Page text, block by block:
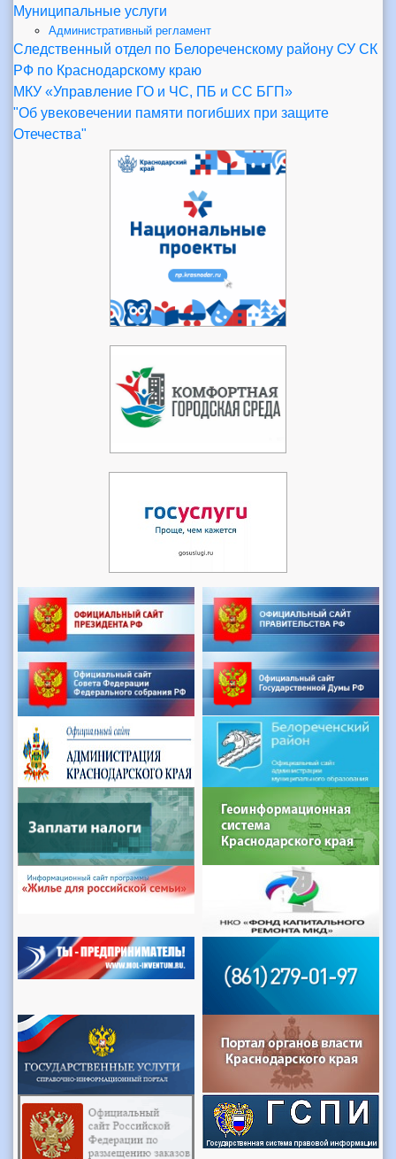
Муниципальные услуги
Административный регламент
Следственный отдел по Белореченскому району СУ СК
РФ по Краснодарскому краю
МКУ «Управление ГО и ЧС, ПБ и СС БГП»
"Об увековечении памяти погибших при защите
Отечества"